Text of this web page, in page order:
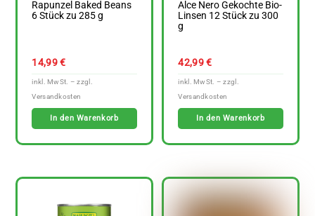
Rapunzel Baked Beans
6 Stück zu 285 g
14,99€
In den Warenkorb
Alce Nero Gekochte Bio-
Linsen 12 Stück zu 300
g
42,99€
In den Warenkorb